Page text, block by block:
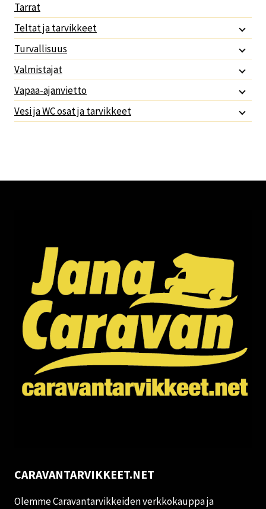
Tarrat
Teltat ja tarvikkeet
Turvallisuus
Valmistajat
Vapaa-ajanvietto
Vesi ja WC osat ja tarvikkeet
CARAVANTARVIKKEET.NET
Olemme Caravantarvikkeiden verkkokauppa ja